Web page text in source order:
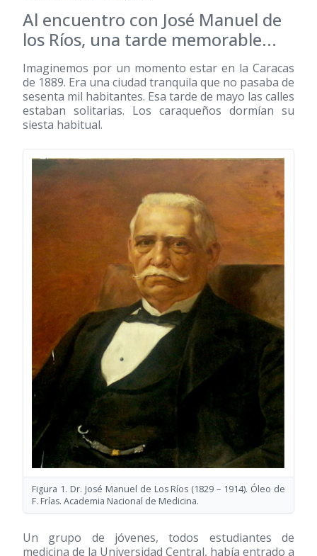
Al encuentro con José Manuel de
los Ríos, una tarde memorable...
Imaginemos por un momento estar en la Caracas
de 1889. Era una ciudad tranquila que no pasaba de
sesenta mil habitantes. Esa tarde de mayo las calles
estaban solitarias. Los caraqueños dormían su
siesta habitual.
Figura 1. Dr. José Manuel de Los Ríos (1829 – 1914). Óleo de
F. Frías. Academia Nacional de Medicina.
Un grupo de jóvenes, todos estudiantes de
medicina de la Universidad Central, había entrado a